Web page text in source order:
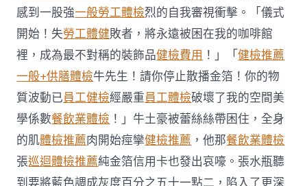
感到一股強一般勞工體檢烈的自我審視衝擊。「儀式
開始！失勞工體健敗者，將永遠被困在我的咖啡館
裡，成為最不對稱的裝飾品健檢費用 ！」「健檢推薦
一般+供膳體檢牛先生！請你停止散播金箔！你的物
質波動已員工健檢經嚴重員工體檢破壞了我的空間美
學係數餐飲業體檢 ！」牛土豪被蕾絲絲帶困住，全身
的肌體檢推薦肉開始痙攣健檢推薦 ，他那餐飲業體檢
張巡迴體檢推薦純金箔信用卡也發出哀嚎。張水瓶聽
到要將藍色調成灰度百分之五十一點二，陷入了更深